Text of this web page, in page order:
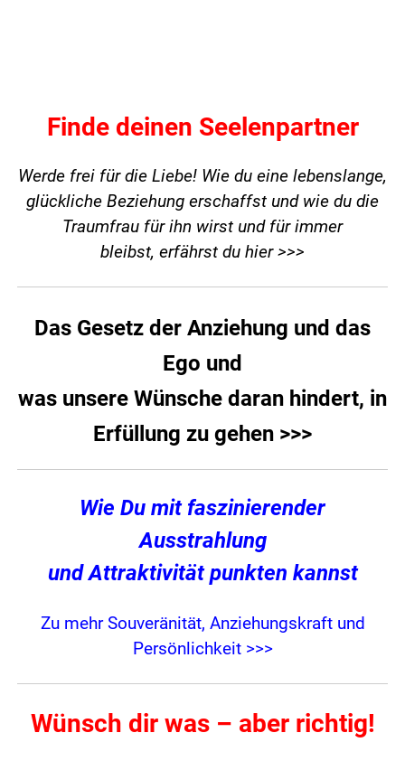
Finde deinen Seelenpartner
Werde frei für die Liebe! Wie du eine lebenslange,
glückliche Beziehung erschaffst und wie du die
Traumfrau für ihn wirst und für immer
bleibst, erfährst du hier >>>
Das Gesetz der Anziehung und das
Ego und
was unsere Wünsche daran hindert, in
Erfüllung zu gehen >>>
Wie Du mit faszinierender
Ausstrahlung
und Attraktivität punkten kannst
Zu mehr Souveränität, Anziehungskraft und
Persönlichkeit >>>
Wünsch dir was – aber richtig!